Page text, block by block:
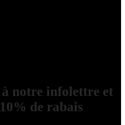
notre infolettre et
de rabais